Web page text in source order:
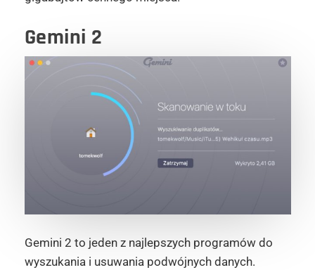
Gemini 2
Gemini 2 to jeden z najlepszych programów do
wyszukania i usuwania podwójnych danych.